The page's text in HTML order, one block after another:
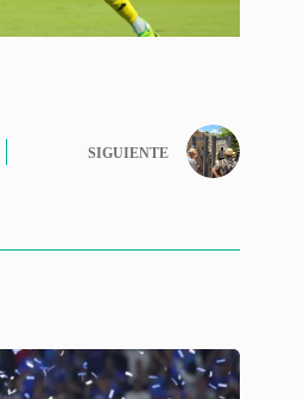
SIGUIENTE